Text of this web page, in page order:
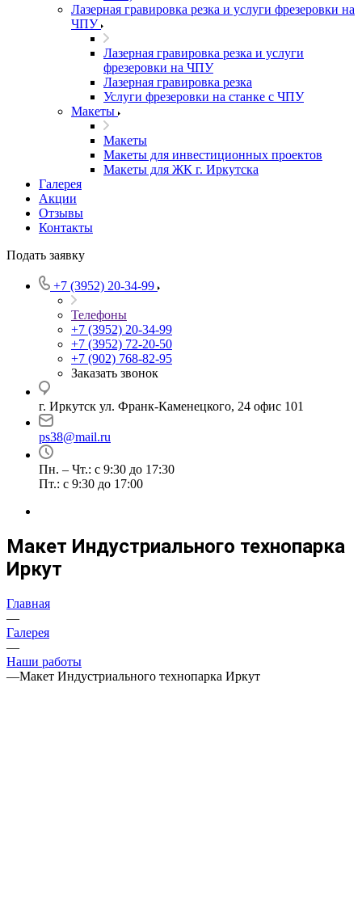
Лазерная гравировка резка и услуги фрезеровки на
ЧПУ
Лазерная гравировка резка и услуги
фрезеровки на ЧПУ
Лазерная гравировка резка
Услуги фрезеровки на станке с ЧПУ
Макеты
Макеты
Макеты для инвестиционных проектов
Макеты для ЖК г. Иркутска
Галерея
Акции
Отзывы
Контакты
Подать заявку
+7 (3952) 20-34-99
Телефоны
+7 (3952) 20-34-99
+7 (3952) 72-20-50
+7 (902) 768-82-95
Заказать звонок
г. Иркутск ул. Франк-Каменецкого, 24 офис 101
ps38@mail.ru
Пн. – Чт.: с 9:30 до 17:30
Пт.: с 9:30 до 17:00
Макет Индустриального технопарка
Иркут
Главная
—
Галерея
—
Наши работы
—Макет Индустриального технопарка Иркут